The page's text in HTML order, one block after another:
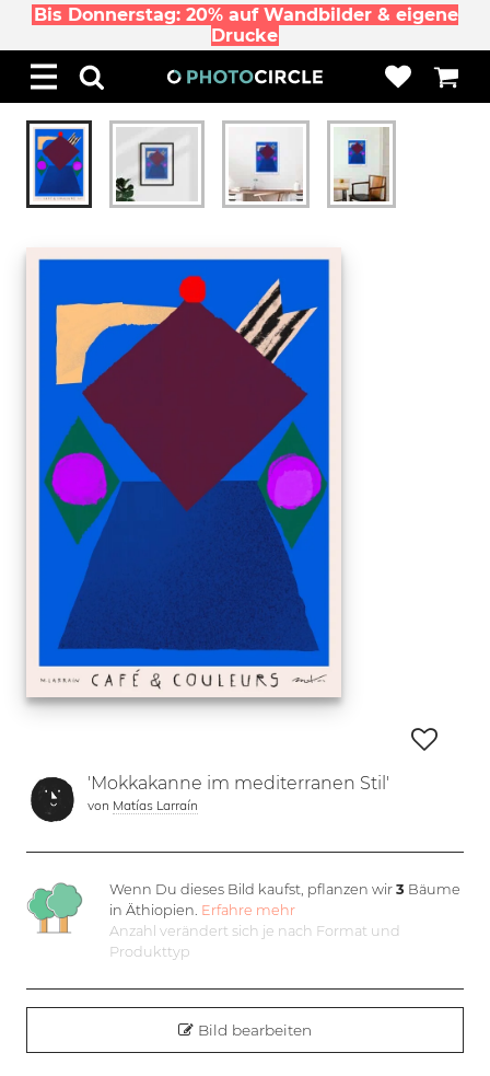
Bis Donnerstag: 20% auf Wandbilder & eigene
Drucke
'Mokkakanne im mediterranen Stil'
von Matías Larraín
Wenn Du dieses Bild kaufst, pflanzen wir3 Bäume
in Äthiopien. Erfahre mehr
Anzahl verändert sich je nach Format und
Produkttyp
Bild bearbeiten